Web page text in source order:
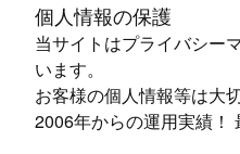
個人情報の保護
当サイトはプライバシー
います。
お客様の個人情報等は大
2006年からの運用実績！